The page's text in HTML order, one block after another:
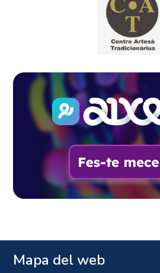
Mapa del web